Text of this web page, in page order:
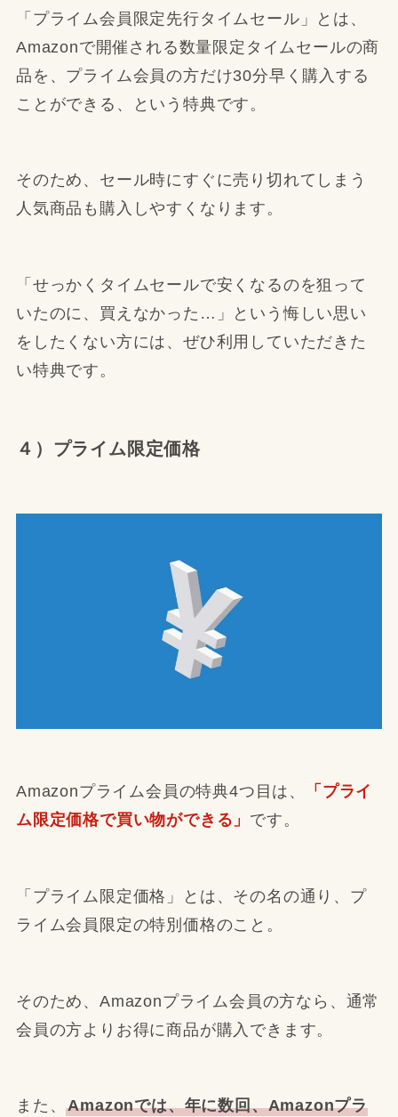
「プライム会員限定先行タイムセール」とは、
Amazonで開催される数量限定タイムセールの商
品を、プライム会員の方だけ30分早く購入する
ことができる、という特典です。
そのため、セール時にすぐに売り切れてしまう
人気商品も購入しやすくなります。
「せっかくタイムセールで安くなるのを狙って
いたのに、買えなかった…」という悔しい思い
をしたくない方には、ぜひ利用していただきた
い特典です。
４）プライム限定価格
Amazonプライム会員の特典4つ目は、
「プライ
ム限定価格で買い物ができる」 です。
「プライム限定価格」とは、その名の通り、プ
ライム会員限定の特別価格のこと。
そのため、Amazonプライム会員の方なら、通常
会員の方よりお得に商品が購入できます。
また、Amazonでは、年に数回、Amazonプラ